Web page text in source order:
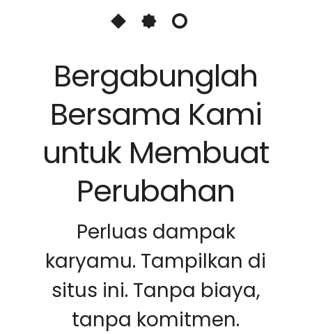
Bergabunglah
Bersama Kami
untuk Membuat
Perubahan
Perluas dampak
karyamu. Tampilkan di
situs ini. Tanpa biaya,
tanpa komitmen.